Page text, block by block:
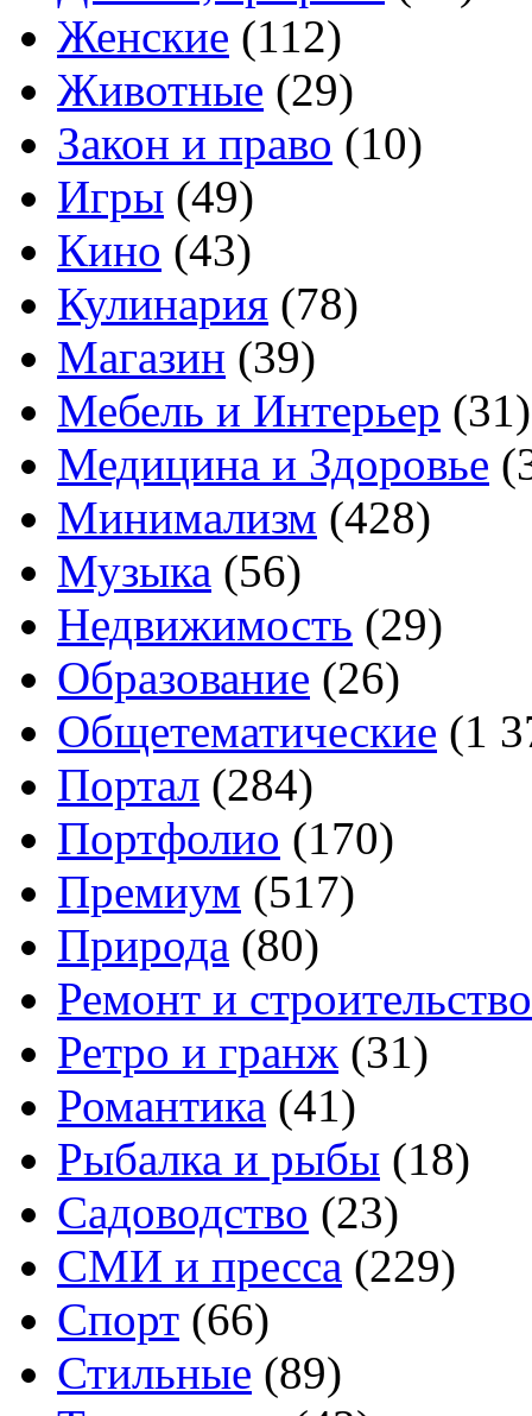
Женские (112)
Животные (29)
Закон и право (10)
Игры (49)
Кино (43)
Кулинария (78)
Магазин (39)
Мебель и Интерьер (31)
Медицина и Здоровье
Минимализм (428)
Музыка (56)
Недвижимость (29)
Образование (26)
Общетематические (1
Портал (284)
Портфолио (170)
Премиум (517)
Природа (80)
Ремонт и строительство
Ретро и гранж (31)
Романтика (41)
Рыбалка и рыбы (18)
Садоводство (23)
СМИ и пресса (229)
Спорт (66)
Стильные (89)